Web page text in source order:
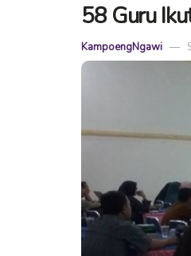
58 Guru
KampoengNgawi